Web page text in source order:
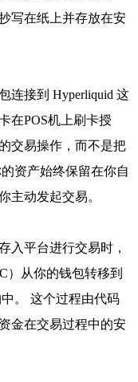
写在纸上并存放在安
连接到 Hyperliquid 这
在POS机上刷卡授
交易操作，而不是把
资产始终保留在你自
主动发起交易。
入平台进行交易时，
）从你的钱包转移到
。 这个过程由代码
金在交易过程中的安